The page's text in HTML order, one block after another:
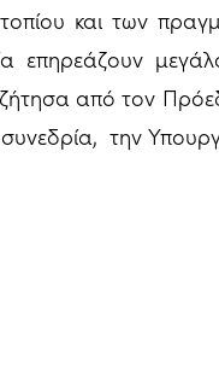
και των
από τον
την